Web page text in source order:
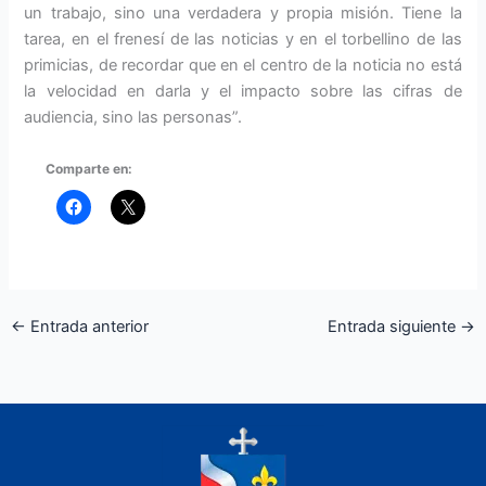
un trabajo, sino una verdadera y propia misión. Tiene la
tarea, en el frenesí de las noticias y en el torbellino de las
primicias, de recordar que en el centro de la noticia no está
la velocidad en darla y el impacto sobre las cifras de
audiencia, sino las personas”.
Comparte en:
← Entrada anterior Entrada siguiente →